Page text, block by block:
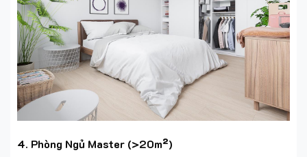
4. Phòng Ngủ Master (>20m²)